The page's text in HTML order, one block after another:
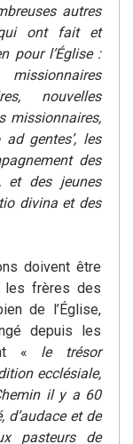
autres
qui ont fait et
pour l’Église :
nouvelles
missionnaires,
ad gentes’, les
des
et des jeunes
divina et des
doivent être
les frères des
de l’Église,
depuis les
« le trésor
ecclésiale,
il y a 60
d’audace et de
pasteurs de